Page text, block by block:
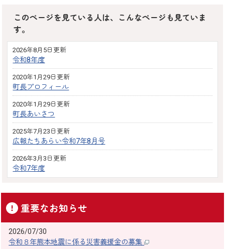
このページを見ている人は、こんなページも見ていま
す。
2026年8月5日更新
令和8年度
2020年1月29日更新
町長プロフィール
2020年1月29日更新
町長あいさつ
2025年7月23日更新
広報たちあらい令和7年8月号
2026年3月3日更新
令和7年度
重要なお知らせ
2026/07/30
令和８年熊本地震に係る災害義援金の募集